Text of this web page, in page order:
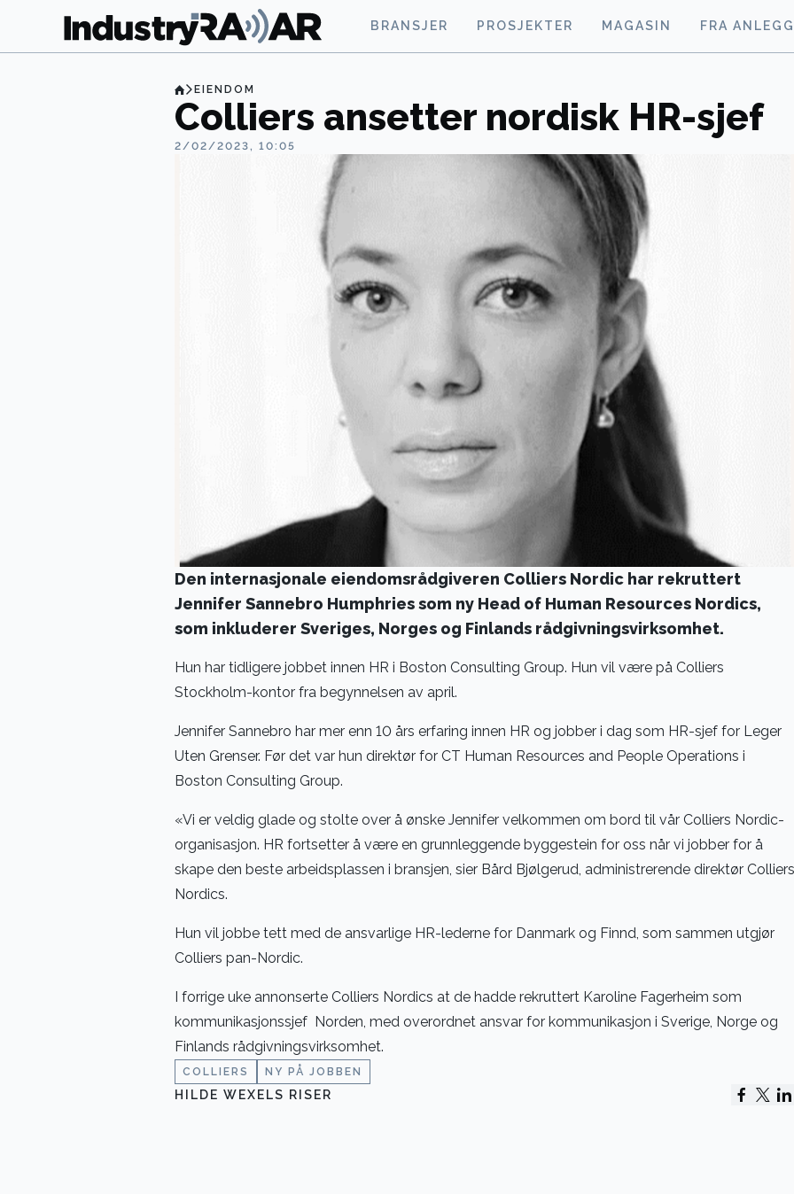
BRANSJER PROSJEKTER MAGASIN FRA
EIENDOM
Colliers ansetter nordisk HR-sjef
2/02/2023, 10:05
Den internasjonale eiendomsrådgiveren Colliers Nordic har rekruttert
Jennifer Sannebro Humphries som ny Head of Human Resources Nordics,
som inkluderer Sveriges, Norges og Finlands rådgivningsvirksomhet.
Hun har tidligere jobbet innen HR i Boston Consulting Group. Hun vil være på Colliers
Stockholm-kontor fra begynnelsen av april.
Jennifer Sannebro har mer enn 10 års erfaring innen HR og jobber i dag som HR-sjef for Leger
Uten Grenser. Før det var hun direktør for CT Human Resources and People Operations i
Boston Consulting Group.
«Vi er veldig glade og stolte over å ønske Jennifer velkommen om bord til vår Colliers Nordic-
organisasjon. HR fortsetter å være en grunnleggende byggestein for oss når vi jobber for å
skape den beste arbeidsplassen i bransjen, sier Bård Bjølgerud, administrerende direktør Colliers
Nordics.
Hun vil jobbe tett med de ansvarlige HR-lederne for Danmark og Finnd, som sammen utgjør
Colliers pan-Nordic.
I forrige uke annonserte Colliers Nordics at de hadde rekruttert Karoline Fagerheim som
kommunikasjonssjef Norden, med overordnet ansvar for kommunikasjon i Sverige, Norge og
Finlands rådgivningsvirksomhet.
COLLIERS NY PÅ JOBBEN
HILDE WEXELS RISER